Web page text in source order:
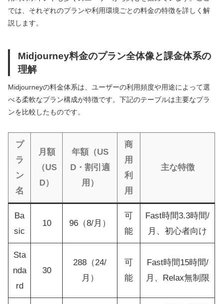
では、それぞれのプランや利用環境ごとの料金の特徴を詳しく解
説します。
Midjourney料金のプラン全体像と課金体系の
理解
Midjourneyの料金体系は、ユーザーの利用頻度や用途によって選
べる柔軟なプラン構成が特徴です。下記のテーブルは主要なプラ
ンを比較したものです。
プ
ラ
ン
名
月額
（US
D）
年額（US
D・割引適
用）
商
用
利
用
主な特徴
Ba
sic
10 96（8/月）
可
能
Fast時間3.3時間/
月、初心者向け
Sta
nda
rd
30
288（24/
月）
可
能
Fast時間15時間/
月、Relax無制限